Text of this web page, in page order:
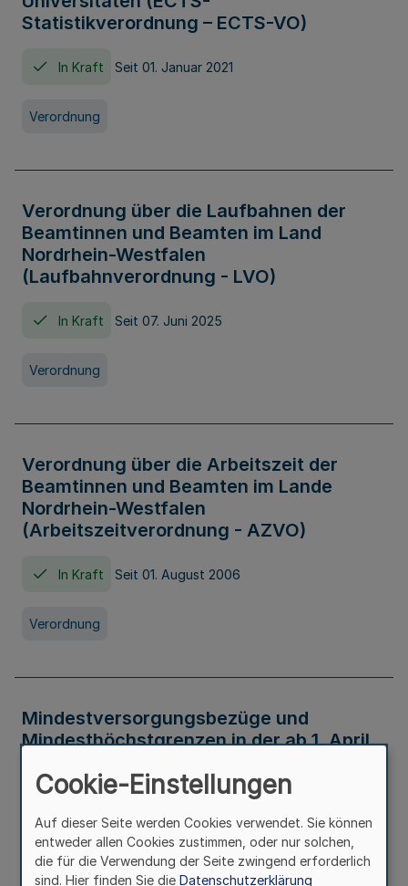
Statistikverordnung – ECTS-VO)
In Kraft Seit 01. Januar 2021
Verordnung
Verordnung über die Laufbahnen der
Beamtinnen und Beamten im Land
Nordrhein-Westfalen
(Laufbahnverordnung - LVO)
In Kraft Seit 07. Juni 2025
Verordnung
Verordnung über die Arbeitszeit der
Beamtinnen und Beamten im Lande
Nordrhein-Westfalen
(Arbeitszeitverordnung - AZVO)
In Kraft Seit 01. August 2006
Verordnung
Mindestversorgungsbezüge und
Mindesthöchstgrenzen in der ab 1. April
Verwaltungsvorschrift
Cookie-Einstellungen
Auf dieser Seite werden Cookies verwendet. Sie können
entweder allen Cookies zustimmen, oder nur solchen,
die für die Verwendung der Seite zwingend erforderlich
sind. Hier finden Sie die Datenschutzerklärung